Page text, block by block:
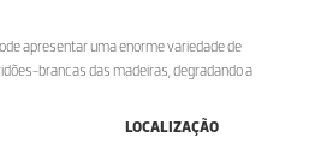
apresentar uma enorme variedade de
brancas das madeiras, degradando a
LOCALIZAÇÃO